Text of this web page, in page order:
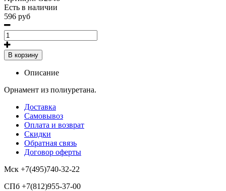
Есть в наличии
596 руб
В корзину
Описание
Орнамент из полиуретана.
Доставка
Самовывоз
Оплата и возврат
Скидки
Обратная связь
Договор оферты
Мск +7(495)740-32-22
СПб +7(812)955-37-00